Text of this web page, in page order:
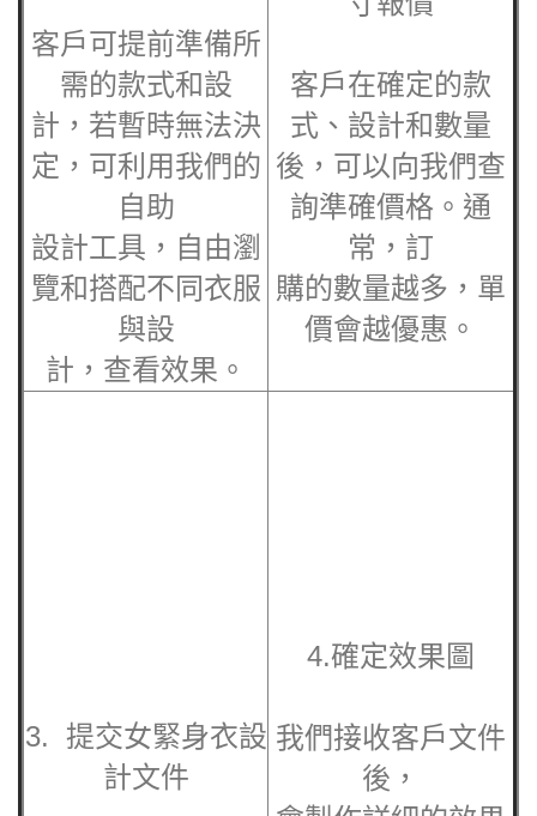
自助
設計工具，自由瀏
覽和搭配不同衣服
與設
計，查看效果。
後，可以向我們查
常，訂
購的數量越多，單
價會越優惠。
可提交設計文件。
所提
會製作詳細的效果
展
示圖案的尺寸和位